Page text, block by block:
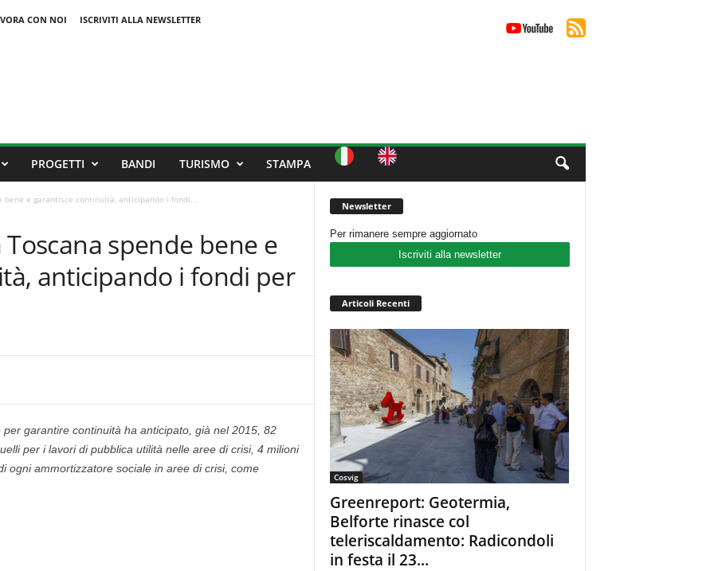
CON NOI ISCRIVITI ALLA NEWSLETTER
PROGETTI BANDI TURISMO STAMPA
bene e garantisce continuità, anticipando i fondi...
spende bene e
anticipando i fondi per
garantire continuità ha anticipato, già nel 2015, 82
per i lavori di pubblica utilità nelle aree di crisi, 4 milioni
ogni ammortizzatore sociale in aree di crisi, come
Newsletter
Per rimanere sempre aggiornato
Iscriviti alla newsletter
Articoli Recenti
Cosvig
Greenreport: Geotermia,
Belforte rinasce col
teleriscaldamento: Radicondoli
in festa il 23...